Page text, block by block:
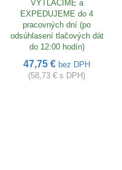
VYTLAČÍME a
EXPEDUJEME do 4
pracovných dní (po
odsúhlasení tlačových dát
do 12:00 hodín)
47,75 € bez DPH
(58,73 € s DPH)